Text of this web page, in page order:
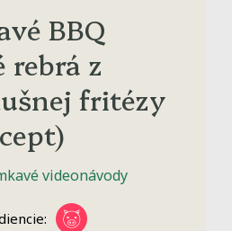
BBQ
rebrá z
fritézy
videonávody